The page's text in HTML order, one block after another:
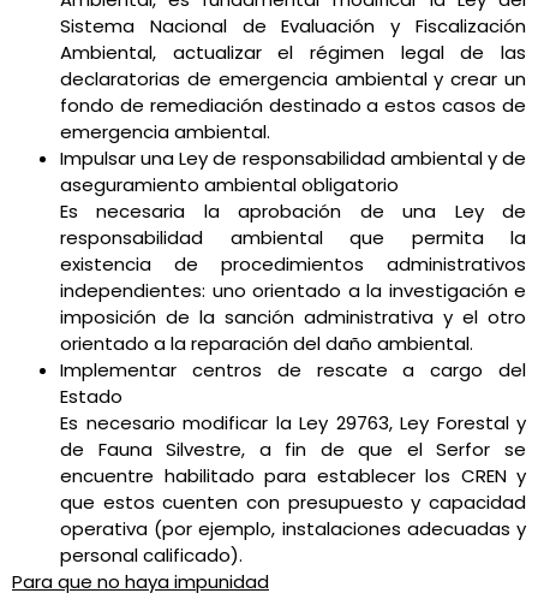
Sistema Nacional de Evaluación y Fiscalización
Ambiental, actualizar el régimen legal de las
declaratorias de emergencia ambiental y crear un
fondo de remediación destinado a estos casos de
emergencia ambiental.
Impulsar una Ley de responsabilidad ambiental y de
aseguramiento ambiental obligatorio
Es necesaria la aprobación de una Ley de
responsabilidad ambiental que permita la
existencia de procedimientos administrativos
independientes: uno orientado a la investigación e
imposición de la sanción administrativa y el otro
orientado a la reparación del daño ambiental.
Implementar centros de rescate a cargo del
Estado
Es necesario modificar la Ley 29763, Ley Forestal y
de Fauna Silvestre, a fin de que el Serfor se
encuentre habilitado para establecer los CREN y
que estos cuenten con presupuesto y capacidad
operativa (por ejemplo, instalaciones adecuadas y
personal calificado).
Para que no haya impunidad